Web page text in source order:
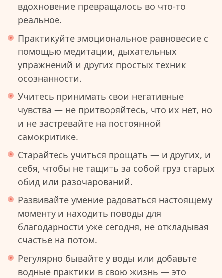
вдохновение превращалось во что-то
реальное.
Практикуйте эмоциональное равновесие с
помощью медитации, дыхательных
упражнений и других простых техник
осознанности.
Учитесь принимать свои негативные
чувства — не притворяйтесь, что их нет, но
и не застревайте на постоянной
самокритике.
Старайтесь учиться прощать — и других, и
себя, чтобы не тащить за собой груз старых
обид или разочарований.
Развивайте умение радоваться настоящему
моменту и находить поводы для
благодарности уже сегодня, не откладывая
счастье на потом.
Регулярно бывайте у воды или добавьте
водные практики в свою жизнь — это